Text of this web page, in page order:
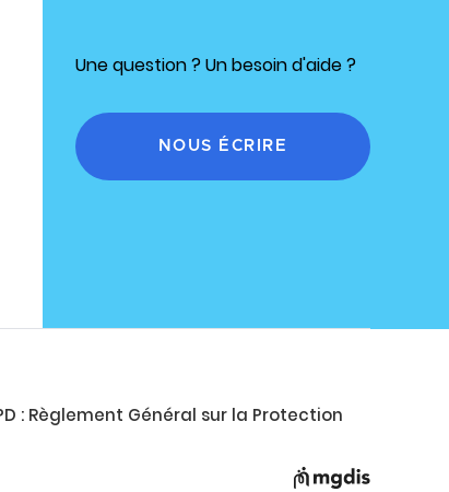
Une question ? Un besoin d'aide ?
NOUS ÉCRIRE
: Règlement Général sur la Protection
Ouvre